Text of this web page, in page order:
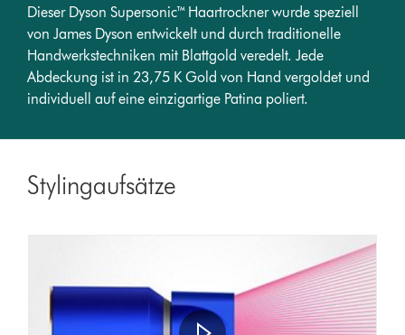
Dieser Dyson Supersonic™ Haartrockner wurde speziell
von James Dyson entwickelt und durch traditionelle
Handwerkstechniken mit Blattgold veredelt. Jede
Abdeckung ist in 23,75 K Gold von Hand vergoldet und
individuell auf eine einzigartige Patina poliert.
Stylingaufsätze